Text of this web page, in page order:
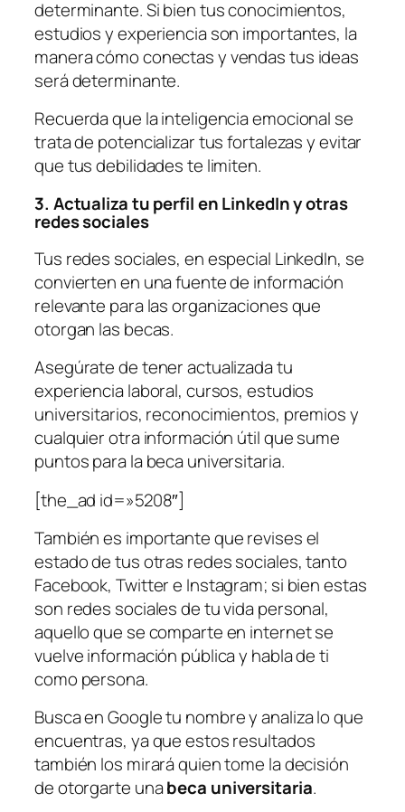
determinante. Si bien tus conocimientos,
estudios y experiencia son importantes, la
manera cómo conectas y vendas tus ideas
será determinante.
Recuerda que la inteligencia emocional se
trata de potencializar tus fortalezas y evitar
que tus debilidades te limiten.
3. Actualiza tu perfil en LinkedIn y otras
redes sociales
Tus redes sociales, en especial LinkedIn, se
convierten en una fuente de información
relevante para las organizaciones que
otorgan las becas.
Asegúrate de tener actualizada tu
experiencia laboral, cursos, estudios
universitarios, reconocimientos, premios y
cualquier otra información útil que sume
puntos para la beca universitaria.
[the_ad id=»5208″]
También es importante que revises el
estado de tus otras redes sociales, tanto
Facebook, Twitter e Instagram; si bien estas
son redes sociales de tu vida personal,
aquello que se comparte en internet se
vuelve información pública y habla de ti
como persona.
Busca en Google tu nombre y analiza lo que
encuentras, ya que estos resultados
también los mirará quien tome la decisión
de otorgarte unabeca universitaria.